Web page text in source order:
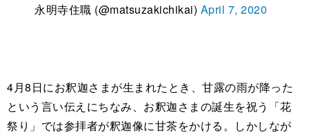
永明寺住職 (@matsuzakichikai) April 7, 2020
4月8日にお釈迦さまが生まれたとき、甘露の雨が降った
という言い伝えにちなみ、お釈迦さまの誕生を祝う「花
祭り」では参拝者が釈迦像に甘茶をかける。しかしなが